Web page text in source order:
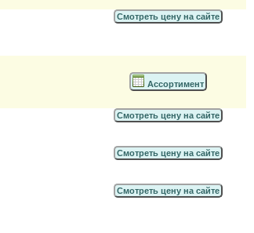
Смотреть цену на сайте
Ассортимент
Смотреть цену на сайте
Смотреть цену на сайте
Смотреть цену на сайте